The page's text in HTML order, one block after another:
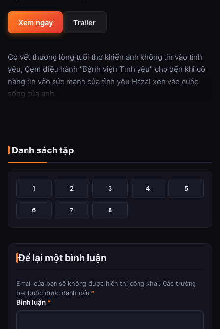
Xem ngay Trailer
Có vết thương lòng tuổi thơ khiến anh không tin vào tình
yêu, Cem điều hành "Bệnh viện Tình yêu" cho đến khi cô
nàng tin vào sức mạnh của tình yêu Hazal xen vào cuộc
sống của anh.
Danh sách tập
1 2 3 4 5
6 7 8
Để lại một bình luận
Email của bạn sẽ không được hiển thị công khai. Các trường
bắt buộc được đánh dấu *
Bình luận *